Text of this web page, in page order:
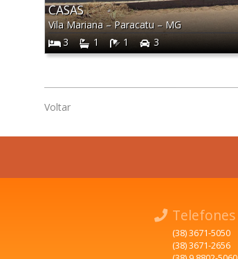
CASAS
Vila Mariana–Paracatu–MG
3
1 1 3
Voltar
Telefones
(38) 3671-5050
(38) 3671-2656